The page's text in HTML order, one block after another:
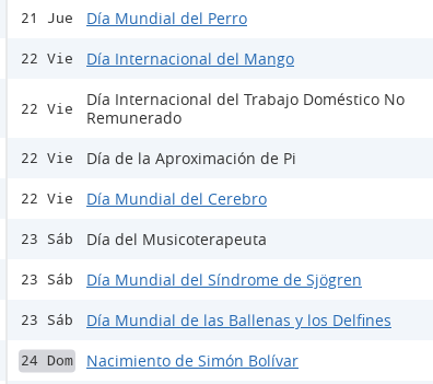
21 Jue Día Mundial del Perro
22 Vie Día Internacional del Mango
22 Vie
Día Internacional del Trabajo Doméstico No
Remunerado
22 Vie Día de la Aproximación de Pi
22 Vie Día Mundial del Cerebro
23 Sáb Día del Musicoterapeuta
23 Sáb Día Mundial del Síndrome de Sjögren
23 Sáb Día Mundial de las Ballenas y los Delfines
24 Dom Nacimiento de Simón Bolívar